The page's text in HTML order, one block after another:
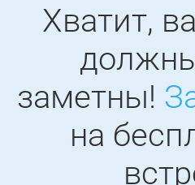
Хватит,
заметны!
на